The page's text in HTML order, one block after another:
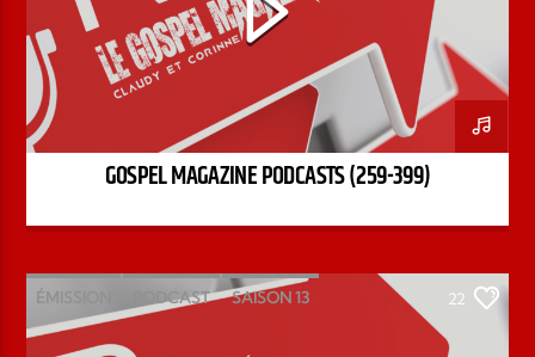
GOSPEL MAGAZINE PODCASTS (259-399)
ÉMISSION PODCAST SAISON 13
STÉPHANE CHANDONNET
22